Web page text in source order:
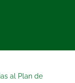
al Plan de